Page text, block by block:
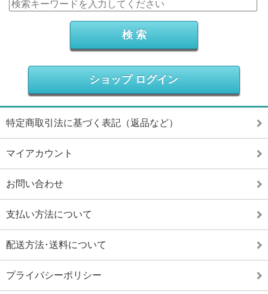
ショップ ログイン
特定商取引法に基づく表記（返品など）
マイアカウント
お問い合わせ
支払い方法について
配送方法･送料について
プライバシーポリシー